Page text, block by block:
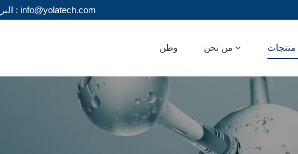
البريد الإلكتروني : info@yolatech.com
وطن من نحن